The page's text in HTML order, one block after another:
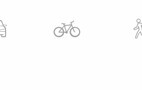
Snacks, Drinks, Eis und Dinge des